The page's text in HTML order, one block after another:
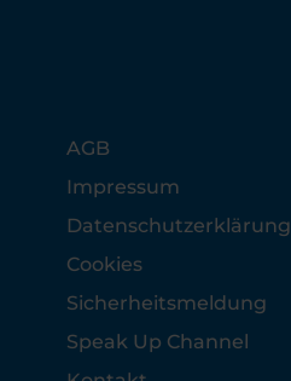
Footer
AGB
Impressum
Datenschutzerklärung
Cookies
Sicherheitsmeldung
Speak Up Channel